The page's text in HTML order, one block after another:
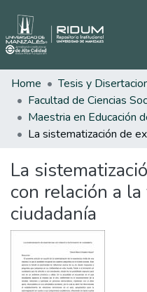
Home
Tesis y
La
con relación a
ciudadanía